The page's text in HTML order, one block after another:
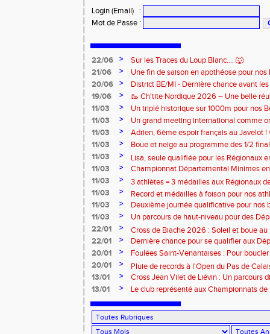
Login (Email)
:
Mot de Passe :
22/06 >
Sur les Traces du Loup Blanc.... 🐺
21/06
>
Une fin de saison en apothéose pour
20/06
>
District BE/MI - Dernière chance avant
19/06
>
🥾 Ch'tite Nordique 2026 – Une belle
11/03
>
Un triplé historique sur 1000m pour nos
11/03
>
Un grand meeting international comme
rendez-vous chaque année 🔥
11/03 >
Adrien, 6ème espoir français au Javelot !
11/03
>
Boue et neige au programme des 1/2
France de Cross ! ❄️
11/03 >
Lisa, seule qualifiée pour les Régionaux
11/03
>
Championnat Départemental Minimes
distinction pour nos 3 athlètes qualifiés
11/03 >
3 athlètes = 3 médailles aux Régionaux
11/03
>
Record et médailles à foison pour nos
11/03
>
Deuxième journée qualificative pour nos
11/03
>
Un parcours de haut-niveau pour des
22/01
>
Cross de Biache 2026 : Soleil et boue
22/01
>
Dernière chance pour se qualifier aux
Minimes ! 🚨
20/01 >
Foulées Saint-Venantaises : Pour
20/01
>
Pluie de records à l'Open du Pas de
13/01
>
Cross Jean Vilet de Liévin : Un parcours
de France ! 😮‍💨
13/01 > Le club représenté aux Championnats